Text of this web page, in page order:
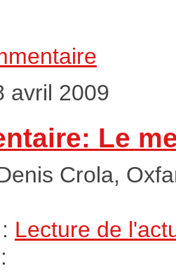
avril 2009
Le
Crola,
Lecture de